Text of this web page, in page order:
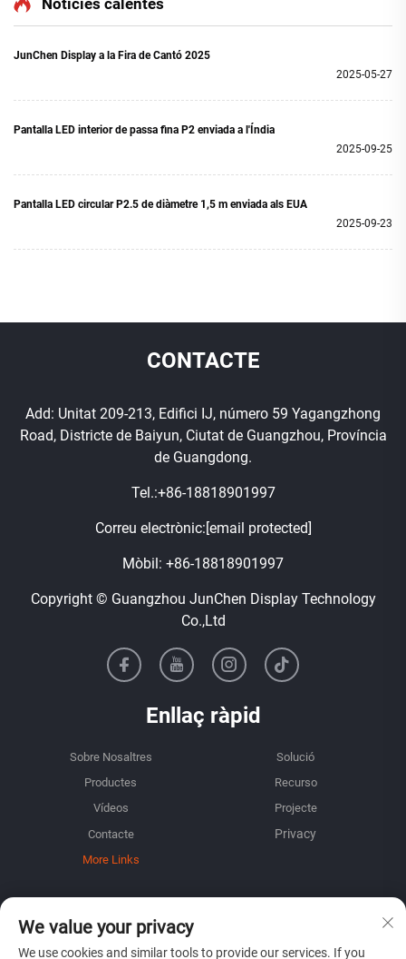
Notícies calentes
JunChen Display a la Fira de Cantó 2025
2025-05-27
Pantalla LED interior de passa fina P2 enviada a l'Índia
2025-09-25
Pantalla LED circular P2.5 de diàmetre 1,5 m enviada als EUA
2025-09-23
CONTACTE
Add: Unitat 209-213, Edifici IJ, número 59 Yagangzhong
Road, Districte de Baiyun, Ciutat de Guangzhou, Província
de Guangdong.
Tel.:+86-18818901997
Correu electrònic:[email protected]
Mòbil: +86-18818901997
Copyright © Guangzhou JunChen Display Technology
Co.,Ltd
Enllaç ràpid
Sobre Nosaltres
Solució
Productes
Recurso
Vídeos
Projecte
Contacte
More Links
Inscriu-te per rebre el nostre butlletí setmanal
We value your privacy
We use cookies and similar tools to provide our services. If you